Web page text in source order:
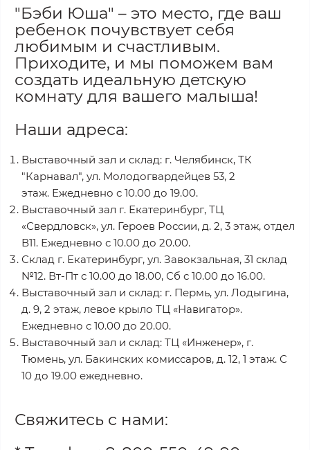
"Бэби Юша" – это место, где ваш
ребенок почувствует себя
любимым и счастливым.
Приходите, и мы поможем вам
создать идеальную детскую
комнату для вашего малыша!
Наши адреса:
Выставочный зал и склад: г. Челябинск, ТК
"Карнавал", ул. Молодогвардейцев 53, 2
этаж. Ежедневно с 10.00 до 19.00.
Выставочный зал г. Екатеринбург, ТЦ
«Свердловск», ул. Героев России, д. 2, 3 этаж, отдел
В11. Ежедневно с 10.00 до 20.00.
Склад г. Екатеринбург, ул. Завокзальная, 31 склад
№12. Вт-Пт с 10.00 до 18.00, Сб с 10.00 до 16.00.
Выставочный зал и склад: г. Пермь, ул. Лодыгина,
д. 9, 2 этаж, левое крыло ТЦ «Навигатор».
Ежедневно с 10.00 до 20.00.
Выставочный зал и склад: ТЦ «Инженер», г.
Тюмень, ул. Бакинских комиссаров, д. 12, 1 этаж. С
10 до 19.00 ежедневно.
Свяжитесь с нами: